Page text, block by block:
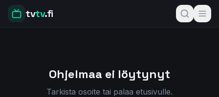
tvtv.fi
Ohjelmaa ei löytynyt
Tarkista osoite tai palaa etusivulle.